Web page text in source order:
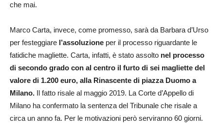
che mai.
Marco Carta, invece, come promesso, sarà da Barbara d’Urso
per festeggiare l’assoluzione per il processo riguardante le
fatidiche magliette. Carta, infatti, è stato assolto nel processo
di secondo grado con al centro il furto di sei magliette del
valore di 1.200 euro, alla Rinascente di piazza Duomo a
Milano. Il fatto risale al maggio 2019. La Corte d’Appello di
Milano ha confermato la sentenza del Tribunale che risale a
circa un anno fa. Per le motivazioni però serviranno 60 giorni.